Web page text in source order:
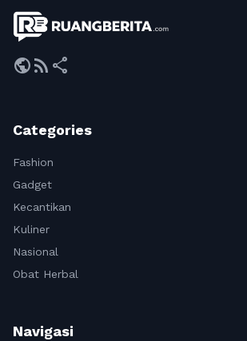
publicrss_feed share
Categories
Fashion
Gadget
Kecantikan
Kuliner
Nasional
Obat Herbal
Navigasi